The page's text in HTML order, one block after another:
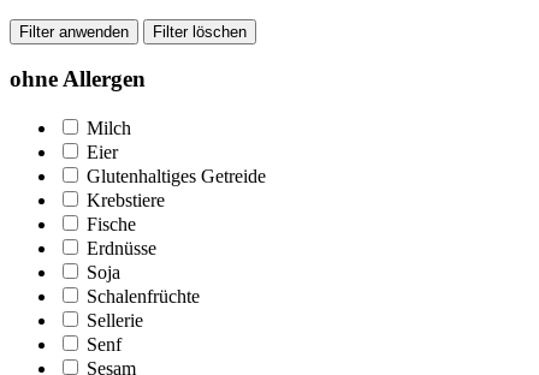
ohne Allergen
Milch
Eier
Glutenhaltiges Getreide
Krebstiere
Fische
Erdnüsse
Soja
Schalenfrüchte
Sellerie
Senf
Sesam